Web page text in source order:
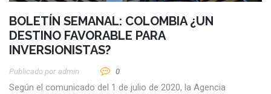
BOLETÍN SEMANAL: COLOMBIA ¿UN
DESTINO FAVORABLE PARA
INVERSIONISTAS?
Publicado por Admin 0
Según el comunicado del 1 de julio de 2020, la Agencia